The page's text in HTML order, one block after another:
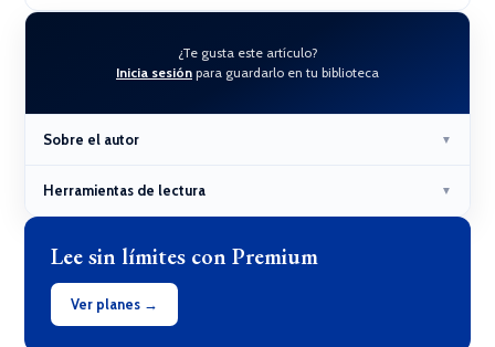
¿Te gusta este artículo?
Inicia sesión para guardarlo en tu biblioteca
Sobre el autor ▼
Herramientas de lectura ▼
Lee sin límites con Premium
Ver planes →